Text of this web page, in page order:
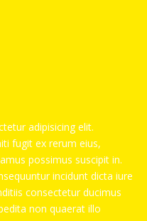
adipisicing elit.
fugit ex rerum eius,
possimus suscipit in.
incidunt dicta iure
consectetur ducimus
non quaerat illo